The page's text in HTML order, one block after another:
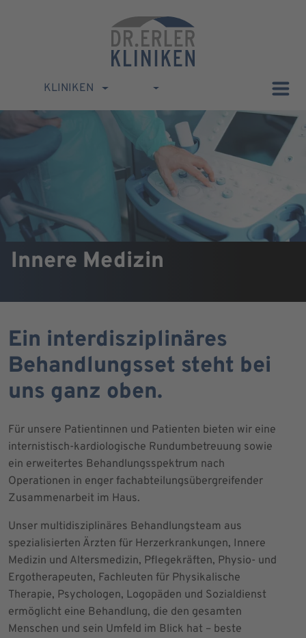
KLINIKEN
Innere Medizin
Ein interdisziplinäres
Behandlungsset steht bei
uns ganz oben.
Für unsere Patientinnen und Patienten bieten wir eine
internistisch-kardiologische Rundumbetreuung sowie
ein erweitertes Behandlungsspektrum nach
Operationen in enger fachabteilungsübergreifender
Zusammenarbeit im Haus.
Unser multidisziplinäres Behandlungsteam aus
spezialisierten Ärzten für Herzerkrankungen, Innere
Medizin und Altersmedizin, Pflegekräften, Physio- und
Ergotherapeuten, Fachleuten für Physikalische
Therapie, Psychologen, Logopäden und Sozialdienst
ermöglicht eine Behandlung, die den gesamten
Menschen und sein Umfeld im Blick hat – beste